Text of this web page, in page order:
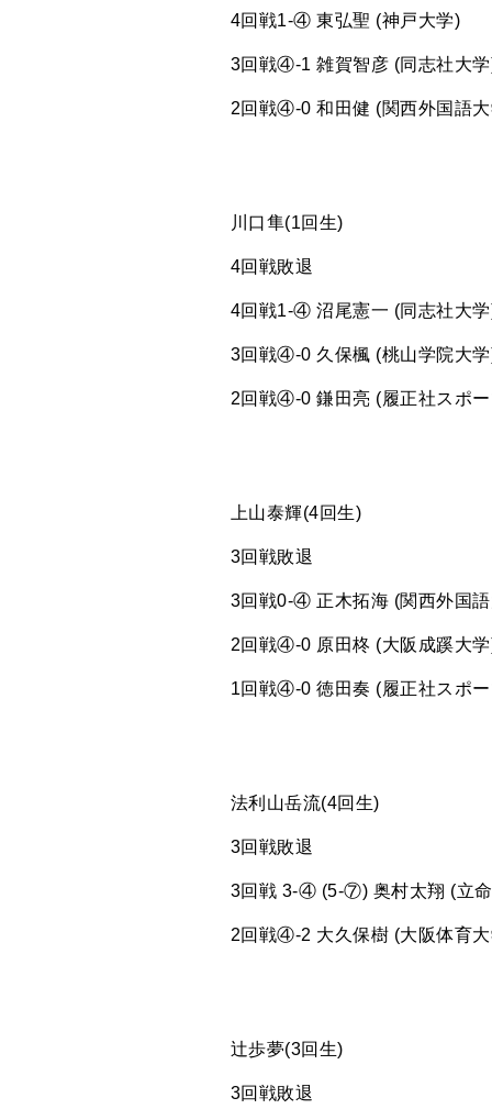
4回戦1-④ 東弘聖 (神戸大学)
3回戦④-1 雑賀智彦 (同志社大
2回戦④-0 和田健 (関西外国語
川口隼(1回生)
4回戦敗退
4回戦1-④ 沼尾憲一 (同志社大
3回戦④-0 久保楓 (桃山学院大
2回戦④-0 鎌田亮 (履正社スポ
上山泰輝(4回生)
3回戦敗退
3回戦0-④ 正木拓海 (関西外国
2回戦④-0 原田柊 (大阪成蹊大
1回戦④-0 徳田奏 (履正社スポ
法利山岳流(4回生)
3回戦敗退
3回戦 3-④ (5-⑦) 奥村太翔 (立
2回戦④-2 大久保樹 (大阪体育
辻歩夢(3回生)
3回戦敗退